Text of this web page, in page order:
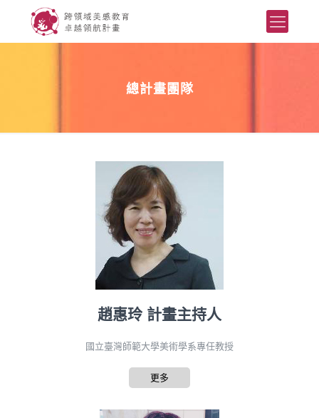
總計畫團隊
趙惠玲 計畫主持人
國立臺灣師範大學美術學系專任教授
更多